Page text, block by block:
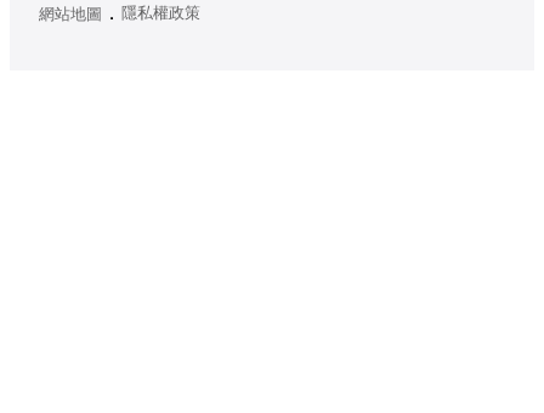
網站地圖
隱私權政策